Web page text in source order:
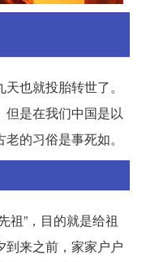
也就投胎转世了。
但是在我们中国是以
的习俗是事死如。
祖”，目的就是给祖
到来之前，家家户户